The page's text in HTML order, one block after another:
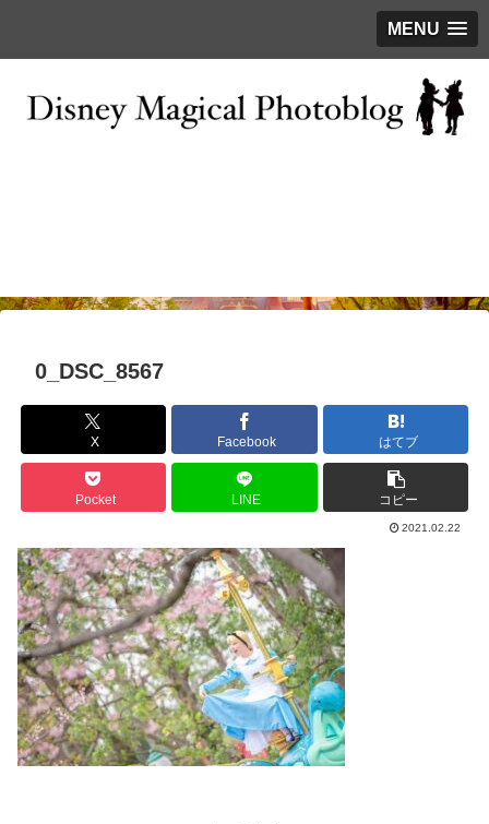
MENU
0_DSC_8567
X Facebook はてブ
Pocket LINE コピー
2021.02.22